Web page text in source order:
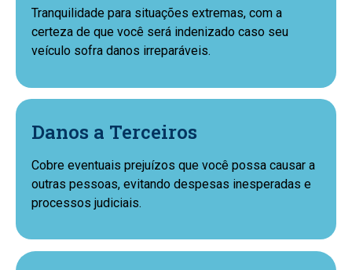
Tranquilidade para situações extremas, com a
certeza de que você será indenizado caso seu
veículo sofra danos irreparáveis.
Danos a Terceiros
Cobre eventuais prejuízos que você possa causar a
outras pessoas, evitando despesas inesperadas e
processos judiciais.